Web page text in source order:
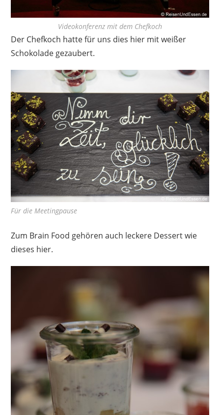
Videokonferenz mit dem Chefkoch
Der Chefkoch hatte für uns dies hier mit weißer
Schokolade gezaubert.
Für die Meetingpause
Zum Brain Food gehören auch leckere Dessert wie
dieses hier.